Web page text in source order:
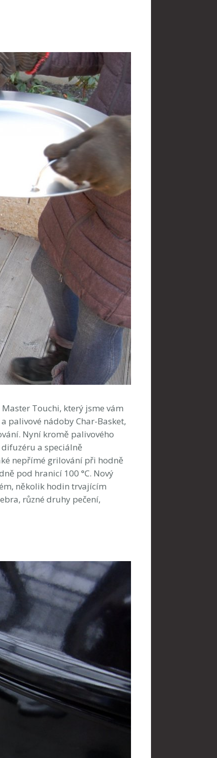
Touchi, který jsme vám
palivové nádoby Char-Basket,
Nyní kromě palivového
a speciálně
nepřímé grilování při hodně
pod hranicí 100 °C. Nový
několik hodin trvajícím
různé druhy pečení,